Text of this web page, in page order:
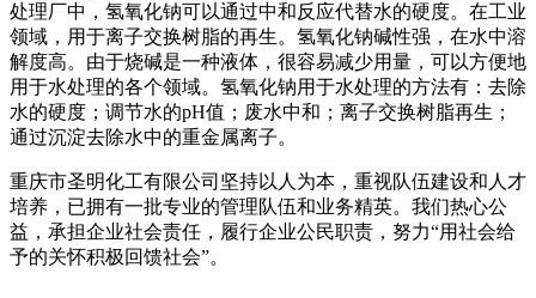
处理厂中，氢氧化钠可以通过中和反应代替水的硬度。在工业
领域，用于离子交换树脂的再生。氢氧化钠碱性强，在水中溶
解度高。由于烧碱是一种液体，很容易减少用量，可以方便地
用于水处理的各个领域。氢氧化钠用于水处理的方法有：去除
水的硬度；调节水的pH值；废水中和；离子交换树脂再生；
通过沉淀去除水中的重金属离子。
重庆市圣明化工有限公司坚持以人为本，重视队伍建设和人才
培养，已拥有一批专业的管理队伍和业务精英。我们热心公
益，承担企业社会责任，履行企业公民职责，努力“用社会给
予的关怀积极回馈社会”。